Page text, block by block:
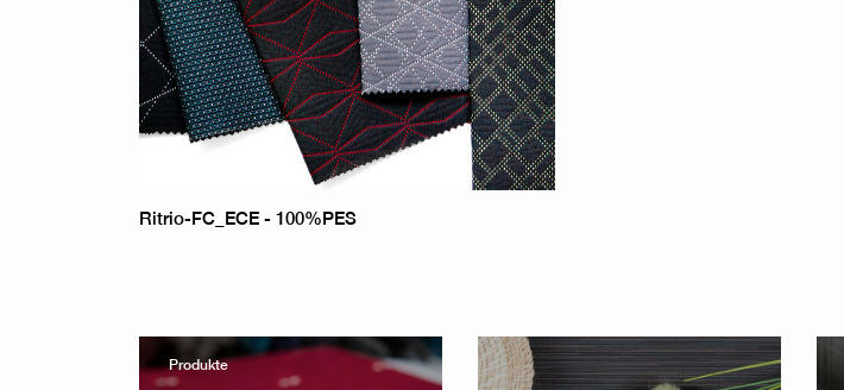
Ritrio-FC_ECE - 100%PES
Produkte